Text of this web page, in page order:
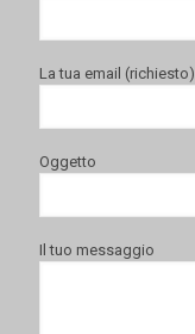
La tua email (richiesto)
Oggetto
Il tuo messaggio